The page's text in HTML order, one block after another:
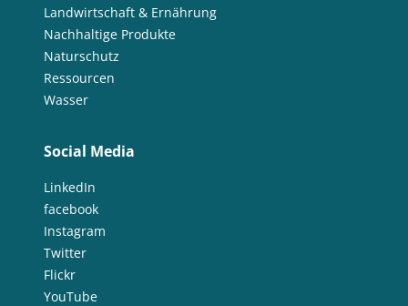
Landwirtschaft & Ernährung
Nachhaltige Produkte
Naturschutz
Ressourcen
Wasser
Social Media
LinkedIn
facebook
Instagram
Twitter
Flickr
YouTube